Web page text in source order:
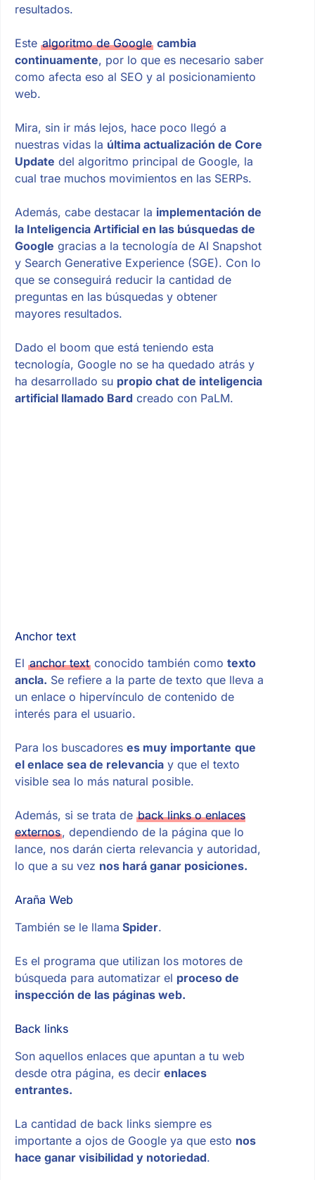
resultados.
Este algoritmo de Google cambia
continuamente, por lo que es necesario saber
como afecta eso al SEO y al posicionamiento
web.
Mira, sin ir más lejos, hace poco llegó a
nuestras vidas la última actualización de Core
Update del algoritmo principal de Google, la
cual trae muchos movimientos en las SERPs.
Además, cabe destacar la implementación de
la Inteligencia Artificial en las búsquedas de
Google gracias a la tecnología de AI Snapshot
y Search Generative Experience (SGE). Con lo
que se conseguirá reducir la cantidad de
preguntas en las búsquedas y obtener
mayores resultados.
Dado el boom que está teniendo esta
tecnología, Google no se ha quedado atrás y
ha desarrollado su propio chat de inteligencia
artificial llamado Bard creado con PaLM.
Anchor text
El anchor textconocido también como texto
ancla. Se refiere a la parte de texto que lleva a
un enlace o hipervínculo de contenido de
interés para el usuario.
Para los buscadores es muy importante que
el enlace sea de relevanciay que el texto
visible sea lo más natural posible.
Además, si se trata de back links o enlaces
externos, dependiendo de la página que lo
lance, nos darán cierta relevancia y autoridad,
lo que a su vez nos hará ganar posiciones.
Araña Web
También se le llama Spider.
Es el programa que utilizan los motores de
búsqueda para automatizar el proceso de
inspección de las páginas web.
Back links
Son aquellos enlaces que apuntan a tu web
desde otra página, es decir enlaces
entrantes.
La cantidad de back links siempre es
importante a ojos de Google ya que esto nos
hace ganar visibilidad y notoriedad.